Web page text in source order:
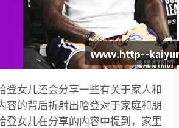
登女儿还会分享一些有关于家人和
容的背后折射出哈登对于家庭和朋
登女儿在分享的内容中提到，家里